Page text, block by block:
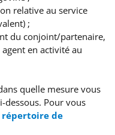
relative au service
;
du conjoint/partenaire,
en activité au
quelle mesure vous
dessous. Pour vous
répertoire de